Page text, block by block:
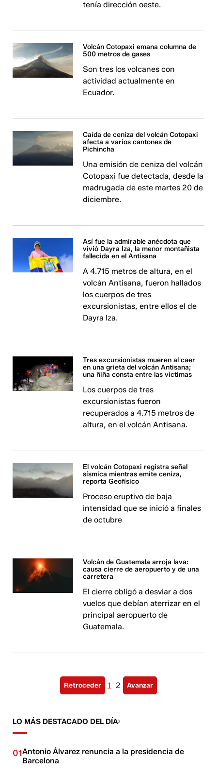
tenía dirección oeste.
Volcán Cotopaxi emana columna de
500 metros de gases
Son tres los volcanes con
actividad actualmente en
Ecuador.
Caída de ceniza del volcán Cotopaxi
afecta a varios cantones de
Pichincha
Una emisión de ceniza del volcán
Cotopaxi fue detectada, desde la
madrugada de este martes 20 de
diciembre.
Así fue la admirable anécdota que
vivió Dayra Iza, la menor montañista
fallecida en el Antisana
A 4.715 metros de altura, en el
volcán Antisana, fueron hallados
los cuerpos de tres
excursionistas, entre ellos el de
Dayra Iza.
Tres excursionistas mueren al caer
en una grieta del volcán Antisana;
una ñiña consta entre las víctimas
Los cuerpos de tres
excursionistas fueron
recuperados a 4.715 metros de
altura, en el volcán Antisana.
El volcán Cotopaxi registra señal
sísmica mientras emite ceniza,
reporta Geofísico
Proceso eruptivo de baja
intensidad que se inició a finales
de octubre
Volcán de Guatemala arroja lava:
causa cierre de aeropuerto y de una
carretera
El cierre obligó a desviar a dos
vuelos que debían aterrizar en el
principal aeropuerto de
Guatemala.
Retroceder 1 2 Avanzar
LO MÁS DESTACADO DEL DÍA
01Antonio Álvarez renuncia a la presidencia de
Barcelona